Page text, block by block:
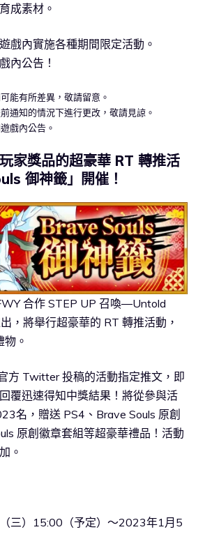
成素材。
戲內實施各種期間限定活動。
內公告！
能有所差異，敬請留意。
通知的情況下進行更改，敬請見諒。
戲內公告。
家獎品的超豪華 RT 轉推活
御神籤」開催！
合作 STEP UP 召喚―Untold
，將舉行超豪華的 RT 轉推活動，
。
方 Twitter 投稿的活動指定推文，即
覆迅速得知中獎結果！將從參與活
名，贈送 PS4、Brave Souls 原創
原創徽章套組等超豪華禮品！活動
。
三）15:00（予定）～2023年1月5